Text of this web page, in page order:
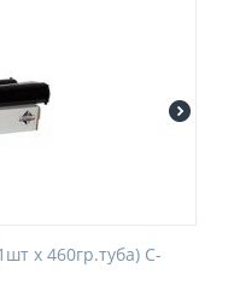
х 460гр.туба) C-